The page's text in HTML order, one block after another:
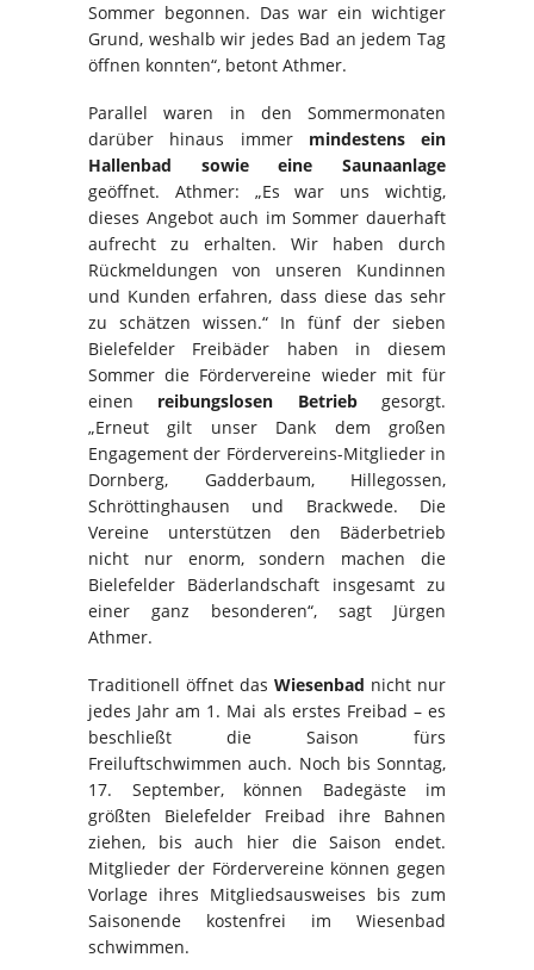
Sommer begonnen. Das war ein wichtiger
Grund, weshalb wir jedes Bad an jedem Tag
öffnen konnten“, betont Athmer.
Parallel waren in den Sommermonaten
darüber hinaus immermindestens ein
Hallenbad sowie eine Saunaanlage
geöffnet. Athmer: „Es war uns wichtig,
dieses Angebot auch im Sommer dauerhaft
aufrecht zu erhalten. Wir haben durch
Rückmeldungen von unseren Kundinnen
und Kunden erfahren, dass diese das sehr
zu schätzen wissen.“ In fünf der sieben
Bielefelder Freibäder haben in diesem
Sommer die Fördervereine wieder mit für
einen reibungslosen Betriebgesorgt.
„Erneut gilt unser Dank dem großen
Engagement der Fördervereins-Mitglieder in
Dornberg, Gadderbaum, Hillegossen,
Schröttinghausen und Brackwede. Die
Vereine unterstützen den Bäderbetrieb
nicht nur enorm, sondern machen die
Bielefelder Bäderlandschaft insgesamt zu
einer ganz besonderen“, sagt Jürgen
Athmer.
Traditionell öffnet das Wiesenbad nicht nur
jedes Jahr am 1. Mai als erstes Freibad – es
beschließt die Saison fürs
Freiluftschwimmen auch. Noch bis Sonntag,
17. September, können Badegäste im
größten Bielefelder Freibad ihre Bahnen
ziehen, bis auch hier die Saison endet.
Mitglieder der Fördervereine können gegen
Vorlage ihres Mitgliedsausweises bis zum
Saisonende kostenfrei im Wiesenbad
schwimmen.